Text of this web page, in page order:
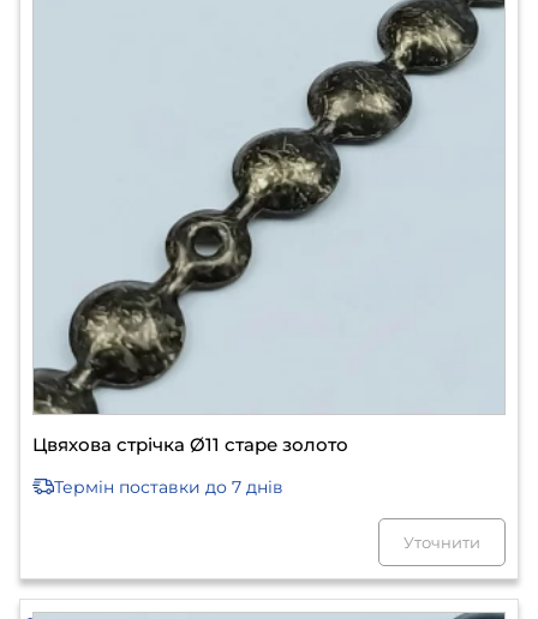
Цвяхова стрічка Ø11 старе золото
Термін поставки до 7 днів
Уточнити